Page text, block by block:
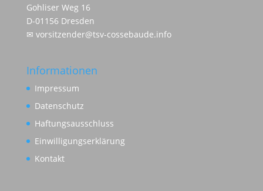
Gohliser Weg 16
D-01156 Dresden
✉ vorsitzender@tsv-cossebaude.info
Informationen
Impressum
Datenschutz
Haftungsausschluss
Einwilligungserklärung
Kontakt